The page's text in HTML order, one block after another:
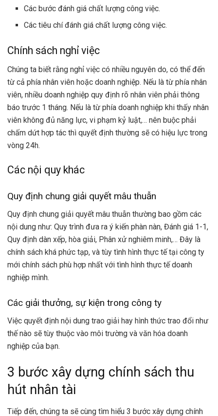
Các bước đánh giá chất lượng công việc.
Các tiêu chí đánh giá chất lượng công việc.
Chính sách nghỉ việc
Chúng ta biết rằng nghỉ việc có nhiều nguyên do, có thể đến
từ cả phía nhân viên hoặc doanh nghiệp. Nếu là từ phía nhân
viên, nhiều doanh nghiệp quy định rõ nhân viên phải thông
báo trước 1 tháng. Nếu là từ phía doanh nghiệp khi thấy nhân
viên không đủ năng lực, vi phạm kỷ luật,… nên buộc phải
chấm dứt hợp tác thì quyết định thường sẽ có hiệu lực trong
vòng 24h.
Các nội quy khác
Quy định chung giải quyết mâu thuẫn
Quy định chung giải quyết mâu thuẫn thường bao gồm các
nội dung như: Quy trình đưa ra ý kiến phàn nàn, Đánh giá 1-1,
Quy định dàn xếp, hòa giải, Phân xử nghiêm minh,… Đây là
chính sách khá phức tạp, và tùy tình hình thực tế tại công ty
mới chính sách phù hợp nhất với tình hình thực tế doanh
nghiệp mình.
Các giải thưởng, sự kiện trong công ty
Việc quyết định nội dung trao giải hay hình thức trao đổi như
thế nào sẽ tùy thuộc vào môi trường và văn hóa doanh
nghiệp của bạn.
3 bước xây dựng chính sách thu
hút nhân tài
Tiếp đến, chúng ta sẽ cùng tìm hiểu 3 bước xây dựng chính